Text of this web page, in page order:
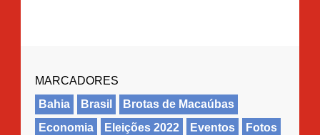
MARCADORES
Bahia
Brasil
Brotas de Macaúbas
Economia
Eleições 2022 Eventos
Fotos